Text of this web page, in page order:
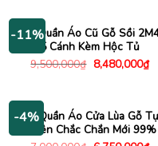
-11%
Tủ Quần Áo Cũ Gỗ Sồi
5 Cánh Kèm Hộc Tủ
9,500,000₫ Giá
gốc
8,480,000₫Giá
-4%
Tủ Quần Áo Cửa Lùa Gỗ Tự
Nhiên Chắc Chắn Mới 99%